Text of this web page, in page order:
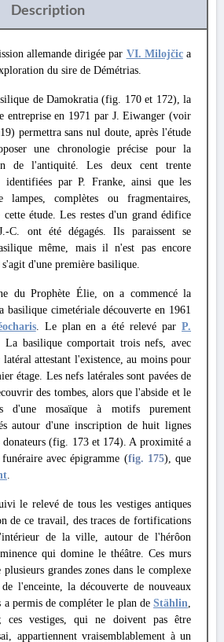
Description
allemande dirigée par VI. Milojčica
du sire de Démétrias.
de Damokratia (fig. 170 et 172), la
entreprise en 1971 par J. Eiwanger (voir
permettra sans nul doute, après l'étude
une chronologie précise pour la
de l'antiquité. Les deux cent trente
identifiées par P. Franke, ainsi que les
lampes, complètes ou fragmentaires,
étude. Les restes d'un grand édifice
C. ont été dégagés. Ils paraissent se
même, mais il n'est pas encore
d'une première basilique.
du Prophète Élie, on a commencé la
cimetériale découverte en 1961
. Le plan en a été relevé parP.
La basilique comportait trois nefs, avec
attestant l'existence, au moins pour
étage. Les nefs latérales sont pavées de
des tombes, alors que l'abside et le
d'une mosaïque à motifs purement
autour d'une inscription de huit lignes
donateurs (fig. 173 et 174). A proximité a
avec épigramme (fig. 175), que
.
le relevé de tous les vestiges antiques
de ce travail, des traces de fortifications
de la ville, autour de l'hérôon
qui domine le théâtre. Ces murs
grandes zones dans le complexe
l'enceinte, la découverte de nouveaux
permis de compléter le plan de Stählin,
vestiges, qui ne doivent pas être
appartiennent vraisemblablement à un